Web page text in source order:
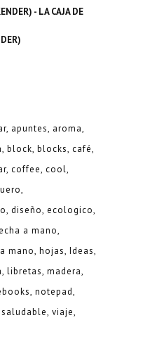
apuntes aroma
block blocks café
coffee cool
diseño ecologico
a mano
mano hojas Ideas
libretas madera
notepad
saludable viaje